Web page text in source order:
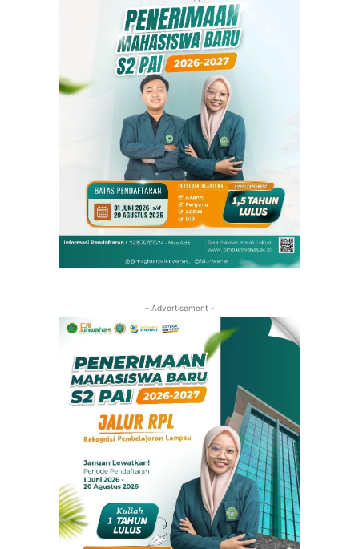
- Advertisement -